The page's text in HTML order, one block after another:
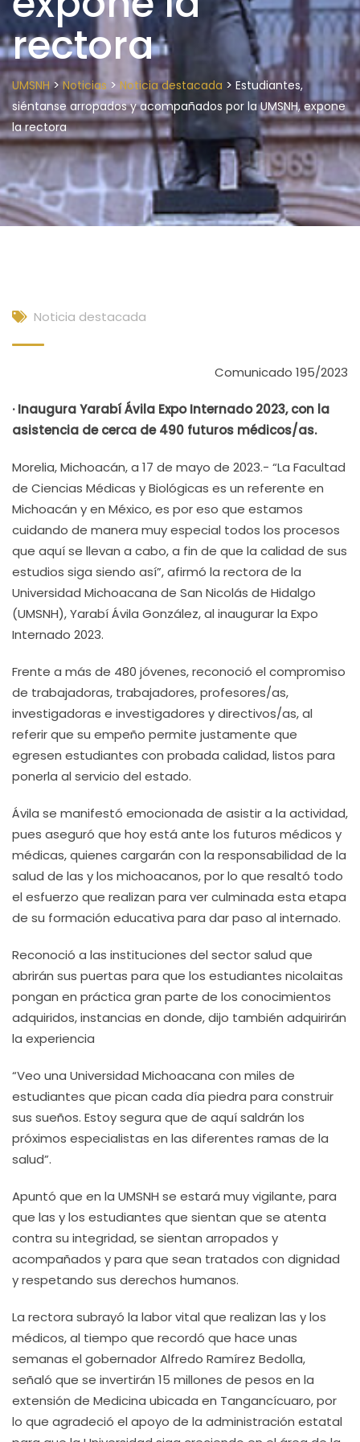
rectora
UMSNH> Noticias > Noticia destacada > Estudiantes,
siéntanse arropados y acompañados por la UMSNH, expone
la rectora
Noticia destacada
Comunicado 195/2023
· Inaugura Yarabí Ávila Expo Internado 2023, con la
asistencia de cerca de 490 futuros médicos/as.
Morelia, Michoacán, a 17 de mayo de 2023.- “La Facultad
de Ciencias Médicas y Biológicas es un referente en
Michoacán y en México, es por eso que estamos
cuidando de manera muy especial todos los procesos
que aquí se llevan a cabo, a fin de que la calidad de sus
estudios siga siendo así”, afirmó la rectora de la
Universidad Michoacana de San Nicolás de Hidalgo
(UMSNH), Yarabí Ávila González, al inaugurar la Expo
Internado 2023.
Frente a más de 480 jóvenes, reconoció el compromiso
de trabajadoras, trabajadores, profesores/as,
investigadoras e investigadores y directivos/as, al
referir que su empeño permite justamente que
egresen estudiantes con probada calidad, listos para
ponerla al servicio del estado.
Ávila se manifestó emocionada de asistir a la actividad,
pues aseguró que hoy está ante los futuros médicos y
médicas, quienes cargarán con la responsabilidad de la
salud de las y los michoacanos, por lo que resaltó todo
el esfuerzo que realizan para ver culminada esta etapa
de su formación educativa para dar paso al internado.
Reconoció a las instituciones del sector salud que
abrirán sus puertas para que los estudiantes nicolaitas
pongan en práctica gran parte de los conocimientos
adquiridos, instancias en donde, dijo también adquirirán
la experiencia
“Veo una Universidad Michoacana con miles de
estudiantes que pican cada día piedra para construir
sus sueños. Estoy segura que de aquí saldrán los
próximos especialistas en las diferentes ramas de la
salud”.
Apuntó que en la UMSNH se estará muy vigilante, para
que las y los estudiantes que sientan que se atenta
contra su integridad, se sientan arropados y
acompañados y para que sean tratados con dignidad
y respetando sus derechos humanos.
La rectora subrayó la labor vital que realizan las y los
médicos, al tiempo que recordó que hace unas
semanas el gobernador Alfredo Ramírez Bedolla,
señaló que se invertirán 15 millones de pesos en la
extensión de Medicina ubicada en Tangancícuaro, por
lo que agradeció el apoyo de la administración estatal